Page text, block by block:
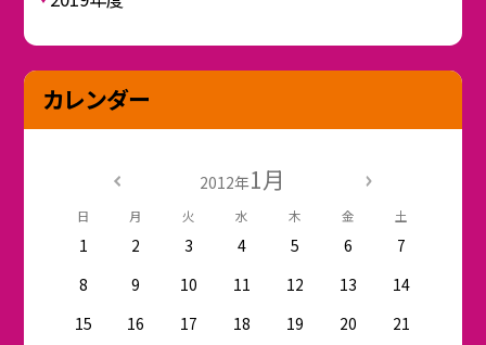
カレンダー
2012年1月
日 月 火 水 木 金 土
1 2 3 4 5 6
7
8
9 10 11 12 13
14
15
16 17 18 19 20
21